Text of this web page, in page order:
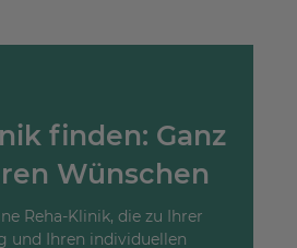
finden: Ganz
Wünschen
Reha-Klinik, die zu Ihrer
und Ihren individuellen